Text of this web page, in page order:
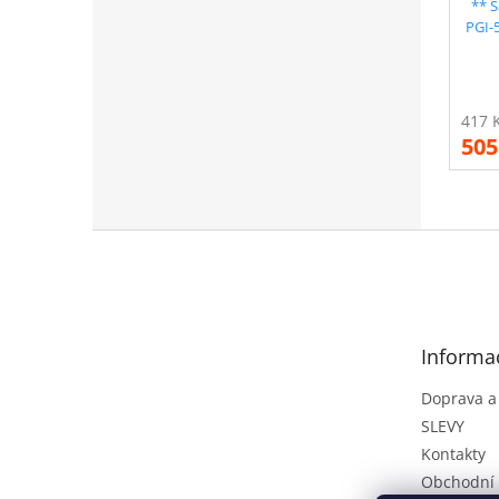
**
PGI-
Doprava
SLEVY
Kontakty